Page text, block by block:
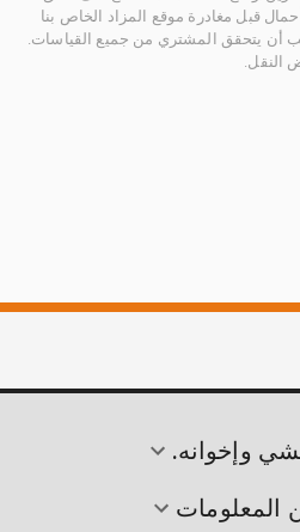
قبل مغادرة موقع المزاد الخاص بنا
أن يتحقق المشتري من جميع القياسات.
النقل.
وإخوانه.
المعلومات